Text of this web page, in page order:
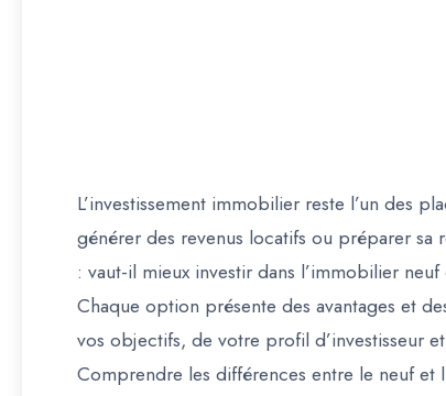
L’investissement immobilier reste l’un des
générer des revenus locatifs ou préparer sa
: vaut-il mieux investir dans l’immobilier neuf
Chaque option présente des avantages et
vos objectifs, de votre profil d’investisseur
Comprendre les différences entre le neuf et